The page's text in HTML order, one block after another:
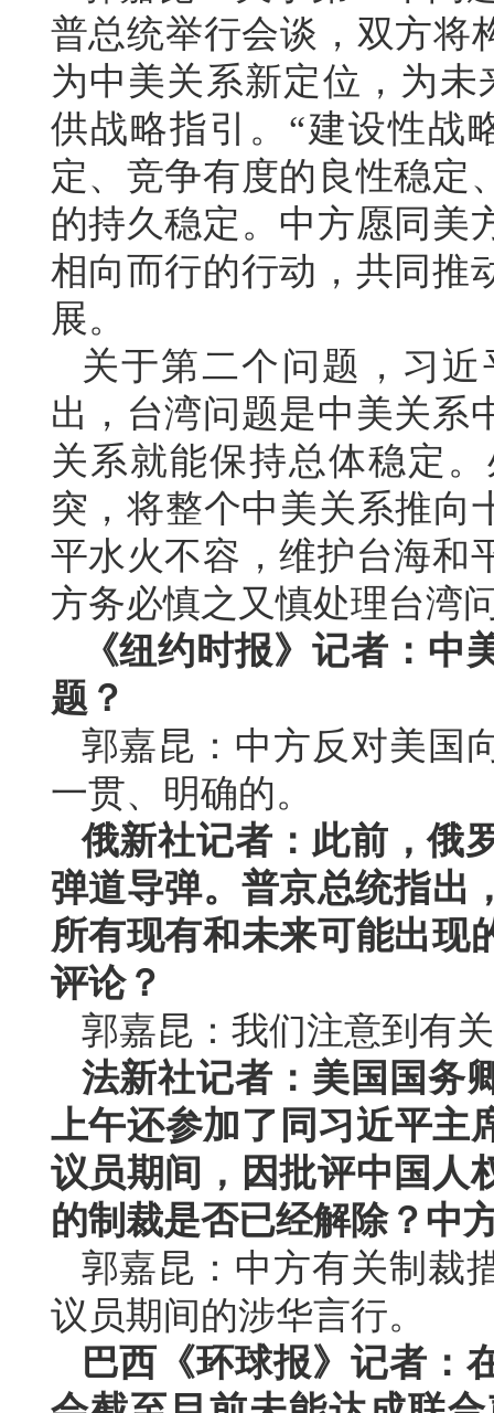
普总统举行会谈，双方将
为中美关系新定位，为
供战略指引。“建设性战
定、竞争有度的良性稳定
的持久稳定。中方愿同美
相向而行的行动，共同推
展。
关于第二个问题，习
出，台湾问题是中美关系
关系就能保持总体稳定
突，将整个中美关系推向
平水火不容，维护台海和
方务必慎之又慎处理台湾
《纽约时报》记者：
题？
郭嘉昆：中方反对美国
一贯、明确的。
俄新社记者：此前，俄
弹道导弹。普京总统指出
所有现有和未来可能出现
评论？
郭嘉昆：我们注意到有
法新社记者：美国国务
上午还参加了同习近平主
议员期间，因批评中国人
的制裁是否已经解除？中
郭嘉昆：中方有关制裁
议员期间的涉华言行。
巴西《环球报》记者：